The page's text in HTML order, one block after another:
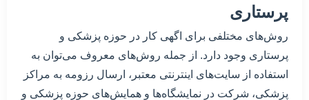
پرستاری
روش‌های مختلفی برای اگهی کار در حوزه پزشکی و
پرستاری وجود دارد. از جمله روش‌های معروف می‌توان به
استفاده از سایت‌های اینترنتی معتبر، ارسال رزومه به مراکز
پزشکی، شرکت در نمایشگاه‌ها و همایش‌های حوزه پزشکی و